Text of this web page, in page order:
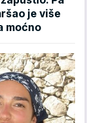
je više
moćno